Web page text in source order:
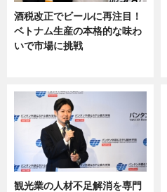
酒税改正でビールに再注目！
ベトナム生産の本格的な味わ
いで市場に挑戦
観光業の人材不足解消を専門